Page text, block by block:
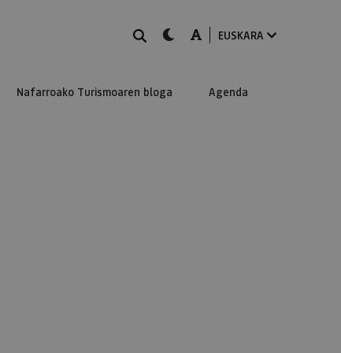
BILATUdark-mode
A-modeEUSKARA
Nafarroako Turismoaren bloga Agenda